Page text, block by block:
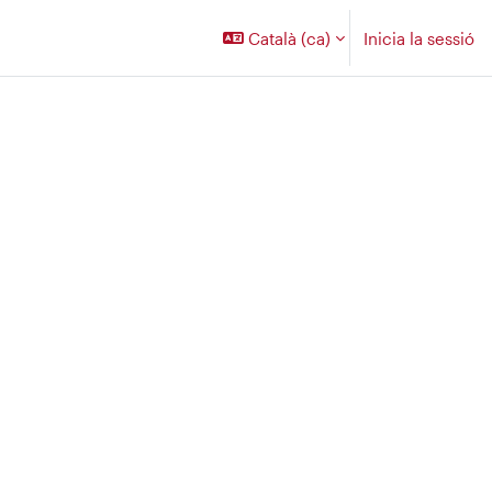
Català ‎(ca)‎ Inicia la sessió